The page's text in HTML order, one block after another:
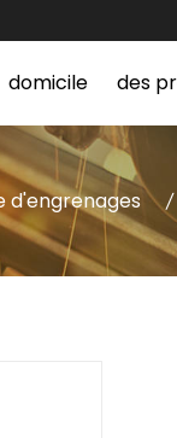
domicile des
d'engrenages